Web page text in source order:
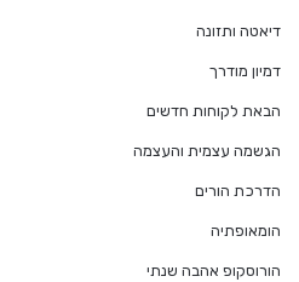
דיאטה ותזונה
דמיון מודרך
הבאת לקוחות חדשים
הגשמה עצמית והעצמה
הדרכת הורים
הומאופתיה
הורוסקופ אהבה שנתי